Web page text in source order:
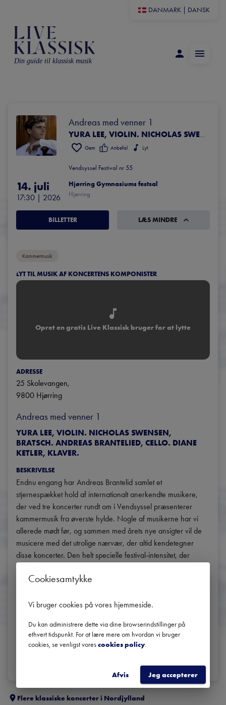
DANMARK DANSK
Din guide til klassisk musik
Andreas med venner 1
YURA LEE, VIOLIN. NICHOLAS SWENSEN, BRATSCH. ANDREAS BRANTELIED, CELLO. DIANE KETLER, KLAVER.
Gem Anbefal Lyt
Vendsyssel Festival nr 55
14. juli
17:30 | 2026
Hjørring Gymnasiums festsal
Hjørring
BILLETTER LÆS MINDRE
Kammermusik
LYT TIL MUSIK AF KONCERTENS KOMPONISTER
Opret en gratis Live Klassisk bruger for at lytte
ADRESSE
25 Skolevangen,
9800 Hjørring
Andreas med venner 1
YURA LEE, VIOLIN. NICHOLAS SWENSEN,
BRATSCH. ANDREAS BRANTELIED, CELLO. DIANE
KETLER, KLAVER.
BESKRIVELSE
Endnu engang har Andreas Brantelid samlet et
stjernespækket hold af internationalt anerkendte musikere,
der ved tre koncerter rundt om i Vendsyssel præsenterer
kammermusik fra øverste hylde. Nogle af musikerne har vi
allerede mødt før, og sammen med årets nye ansigter vil de
musicere med det utrolige nærvær, der altid kendetegner
disse koncerter. Den helt specielle festival-intensitet, der
opstår i nuet, når musikerne mødes og levendegør de gamle
mestre, griber tilhørerne om hjertet og sender os berigede ud
Program :
Flere klassiske koncerter i Nordjylland
Cookiesamtykke
Vi bruger cookies på vores hjemmeside.
Du kan administrere dette via dine browserindstillinger på
ethvert tidspunkt. For at lære mere om hvordan vi bruger
cookies, se venligst vorescookies policy.
Afvis Jeg accepterer